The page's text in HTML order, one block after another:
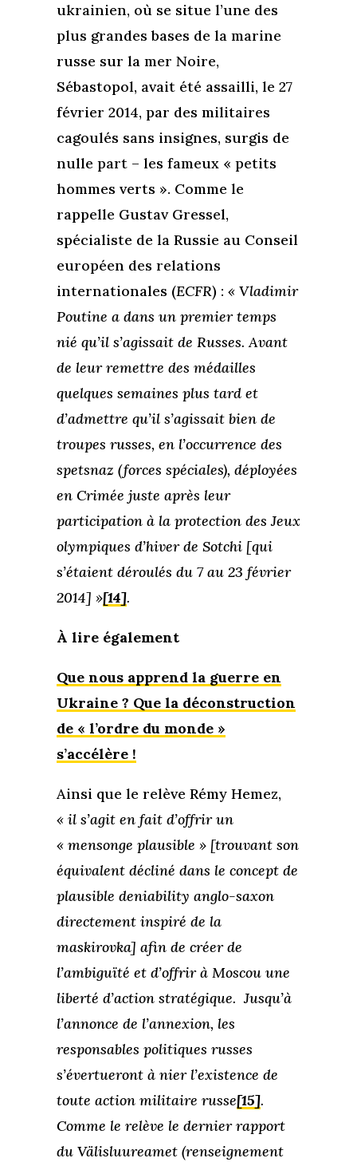
ukrainien, où se situe l’une des
plus grandes bases de la marine
russe sur la mer Noire,
Sébastopol, avait été assailli, le 27
février 2014, par des militaires
cagoulés sans insignes, surgis de
nulle part – les fameux « petits
hommes verts ». Comme le
rappelle Gustav Gressel,
spécialiste de la Russie au Conseil
européen des relations
internationales (ECFR) : « Vladimir
Poutine a dans un premier temps
nié qu’il s’agissait de Russes. Avant
de leur remettre des médailles
quelques semaines plus tard et
d’admettre qu’il s’agissait bien de
troupes russes, en l’occurrence des
spetsnaz (forces spéciales), déployées
en Crimée juste après leur
participation à la protection des Jeux
olympiques d’hiver de Sotchi [qui
s’étaient déroulés du 7 au 23 février
2014] »[14].
À lire également
Que nous apprend la guerre en
Ukraine ? Que la déconstruction
de « l’ordre du monde »
s’accélère !
Ainsi que le relève Rémy Hemez,
« il s’agit en fait d’offrir un
« mensonge plausible » [trouvant son
équivalent décliné dans le concept de
plausible deniability anglo-saxon
directement inspiré de la
maskirovka] afin de créer de
l’ambiguïté et d’offrir à Moscou une
liberté d’action stratégique. Jusqu’à
l’annonce de l’annexion, les
responsables politiques russes
s’évertueront à nier l’existence de
toute action militaire russe[15].
Comme le relève le dernier rapport
du Välisluureamet (renseignement